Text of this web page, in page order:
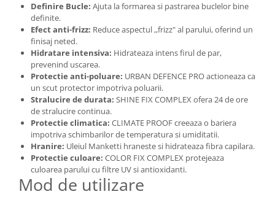
Definire Bucle: Ajuta la formarea si pastrarea buclelor bine
definite.
Efect anti-frizz: Reduce aspectul ,,frizz" al parului, oferind un
finisaj neted.
Hidratare intensiva: Hidrateaza intens firul de par,
prevenind uscarea.
Protectie anti-poluare: URBAN DEFENCE PRO actioneaza ca
un scut protector impotriva poluarii.
Stralucire de durata: SHINE FIX COMPLEX ofera 24 de ore
de stralucire continua.
Protectie climatica: CLIMATE PROOF creeaza o bariera
impotriva schimbarilor de temperatura si umiditatii.
Hranire: Uleiul Manketti hraneste si hidrateaza fibra capilara.
Protectie culoare: COLOR FIX COMPLEX protejeaza
culoarea parului cu filtre UV si antioxidanti.
Mod de utilizare